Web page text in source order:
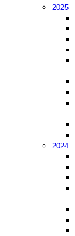
2025
2024